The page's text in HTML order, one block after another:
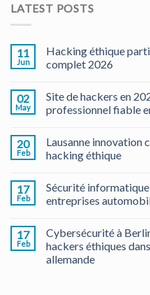
LATEST POSTS
11
Jun
Hacking éthique
complet 2026
02
May
Site de hackers en
professionnel fiable
20
Feb
Lausanne innovation
hacking éthique
17
Feb
Sécurité
entreprises
17
Feb
Cybersécurité à
hackers éthiques
allemande